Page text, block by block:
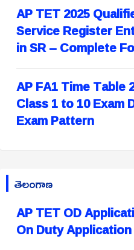
AP TET 2025
Service Register
in SR – Complete
AP FA1 Time Table
Class 1 to 10 Exam
Exam Pattern
తెలంగాణ
AP TET OD
On Duty